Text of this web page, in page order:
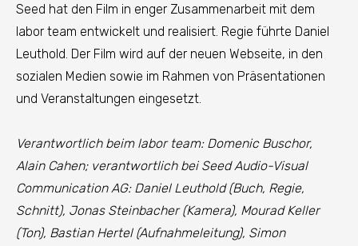
Seed hat den Film in enger Zusammenarbeit mit dem
labor team entwickelt und realisiert. Regie führte Daniel
Leuthold. Der Film wird auf der neuen Webseite, in den
sozialen Medien sowie im Rahmen von Präsentationen
und Veranstaltungen eingesetzt.
Verantwortlich beim labor team: Domenic Buschor,
Alain Cahen; verantwortlich bei Seed Audio-Visual
Communication AG: Daniel Leuthold (Buch, Regie,
Schnitt), Jonas Steinbacher (Kamera), Mourad Keller
(Ton), Bastian Hertel (Aufnahmeleitung), Simon